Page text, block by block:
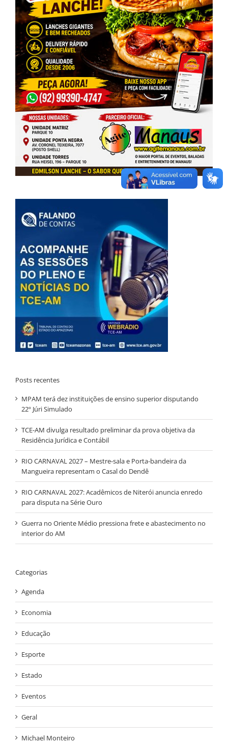
Posts recentes
MPAM terá dez instituições de ensino superior disputando
22º Júri Simulado
TCE-AM divulga resultado preliminar da prova objetiva da
Residência Jurídica e Contábil
RIO CARNAVAL 2027 – Mestre-sala e Porta-bandeira da
Mangueira representam o Casal do Dendê
RIO CARNAVAL 2027: Acadêmicos de Niterói anuncia enredo
para disputa na Série Ouro
Guerra no Oriente Médio pressiona frete e abastecimento no
interior do AM
Categorias
Agenda
Economia
Educação
Esporte
Estado
Eventos
Geral
Michael Monteiro